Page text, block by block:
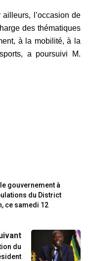
l’occasion de
des thématiques
à la mobilité, à la
a poursuivi M.
gouvernement à
du District
ce samedi 12
du